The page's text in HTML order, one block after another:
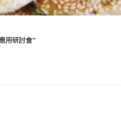
用研討會”